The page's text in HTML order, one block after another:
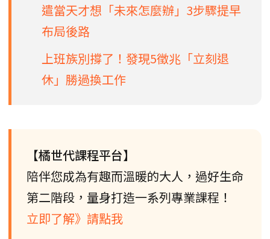
遣當天才想「未來怎麼辦」3步驟提早
布局後路
上班族別撐了！發現5徵兆「立刻退
休」勝過換工作
【橘世代課程平台】
陪伴您成為有趣而溫暖的大人，過好生命
第二階段，量身打造一系列專業課程！
立即了解》請點我